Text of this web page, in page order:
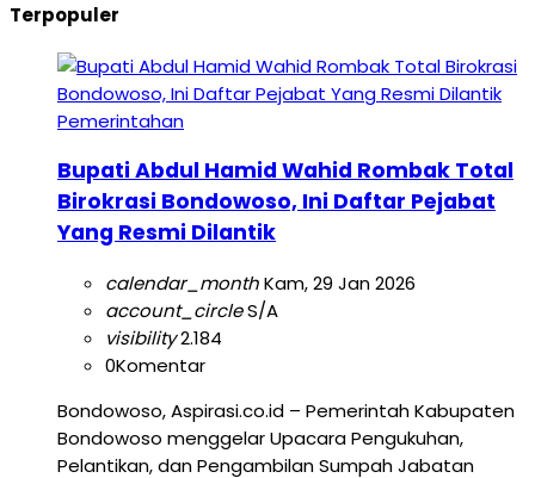
Terpopuler
Pemerintahan
Bupati Abdul Hamid Wahid Rombak Total
Birokrasi Bondowoso, Ini Daftar Pejabat
Yang Resmi Dilantik
calendar_monthKam, 29 Jan 2026
account_circleS/A
visibility2.184
0Komentar
Bondowoso, Aspirasi.co.id – Pemerintah Kabupaten
Bondowoso menggelar Upacara Pengukuhan,
Pelantikan, dan Pengambilan Sumpah Jabatan